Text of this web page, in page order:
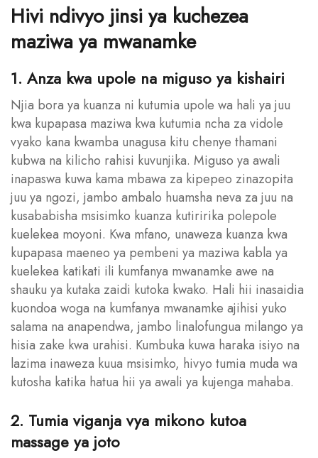
Hivi ndivyo jinsi ya kuchezea
maziwa ya mwanamke
1. Anza kwa upole na miguso ya kishairi
Njia bora ya kuanza ni kutumia upole wa hali ya juu
kwa kupapasa maziwa kwa kutumia ncha za vidole
vyako kana kwamba unagusa kitu chenye thamani
kubwa na kilicho rahisi kuvunjika. Miguso ya awali
inapaswa kuwa kama mbawa za kipepeo zinazopita
juu ya ngozi, jambo ambalo huamsha neva za juu na
kusababisha msisimko kuanza kutiririka polepole
kuelekea moyoni. Kwa mfano, unaweza kuanza kwa
kupapasa maeneo ya pembeni ya maziwa kabla ya
kuelekea katikati ili kumfanya mwanamke awe na
shauku ya kutaka zaidi kutoka kwako. Hali hii inasaidia
kuondoa woga na kumfanya mwanamke ajihisi yuko
salama na anapendwa, jambo linalofungua milango ya
hisia zake kwa urahisi. Kumbuka kuwa haraka isiyo na
lazima inaweza kuua msisimko, hivyo tumia muda wa
kutosha katika hatua hii ya awali ya kujenga mahaba.
2. Tumia viganja vya mikono kutoa
massage ya joto